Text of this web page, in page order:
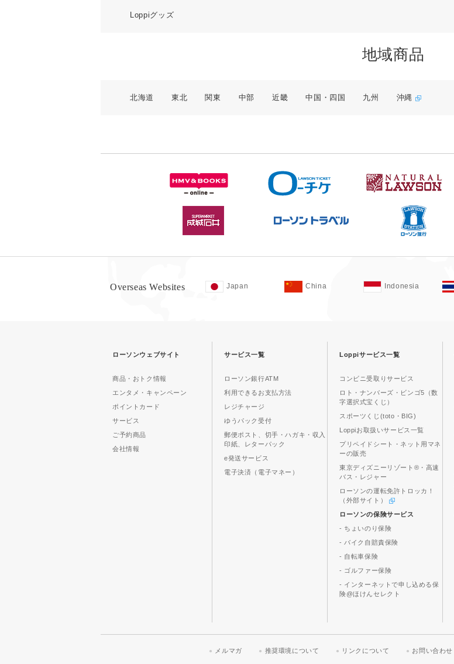
Loppiグッズ
地域商品
北海道 東北 関東 中部 近畿 中国・四国 九州 沖縄
Overseas Websites Japan China Indonesia
ローソンウェブサイト
商品・おトク情報
エンタメ・キャンペーン
ポイントカード
サービス
ご予約商品
会社情報
サービス一覧
ローソン銀行ATM
利用できるお支払方法
レジチャージ
ゆうパック受付
郵便ポスト、切手・ハガキ・収入
印紙、レターパック
e発送サービス
電子決済（電子マネー）
Loppiサービス一覧
コンビニ受取りサービス
ロト・ナンバーズ・ビンゴ5（数
字選択式宝くじ）
スポーツくじ(toto・BIG)
Loppiお取扱いサービス一覧
プリペイドシート・ネット用マネ
ーの販売
東京ディズニーリゾート®・高速
バス・レジャー
ローソンの運転免許トロッカ！
（外部サイト）
ローソンの保険サービス
- ちょいのり保険
- バイク自賠責保険
- 自転車保険
- ゴルファー保険
- インターネットで申し込める保
険@ほけんセレクト
メルマガ 推奨環境について リンクについて お問い合わせ